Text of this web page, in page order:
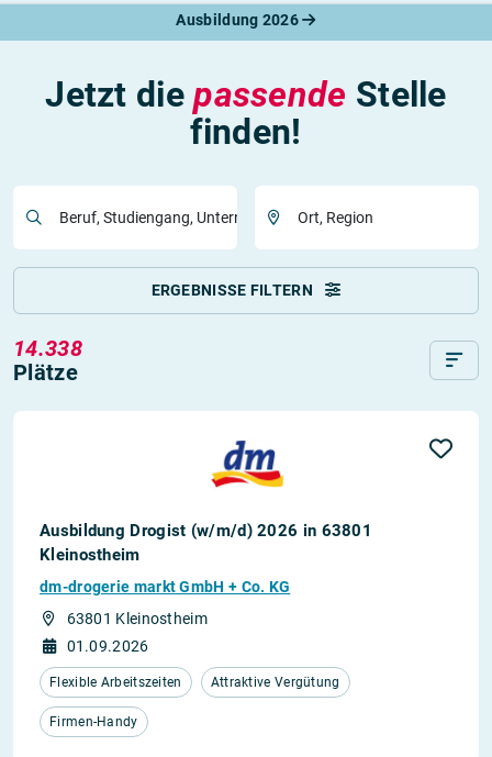
Ausbildung 2026
Jetzt diepassende Stelle
finden!
Beruf, Studiengang, Unternehmen Ort, Region
ERGEBNISSE FILTERN
14.338
Plätze
Ausbildung Drogist (w/m/d) 2026 in 63801
Kleinostheim
dm-drogerie markt GmbH + Co. KG
63801 Kleinostheim
01.09.2026
Flexible Arbeitszeiten Attraktive Vergütung
Firmen-Handy